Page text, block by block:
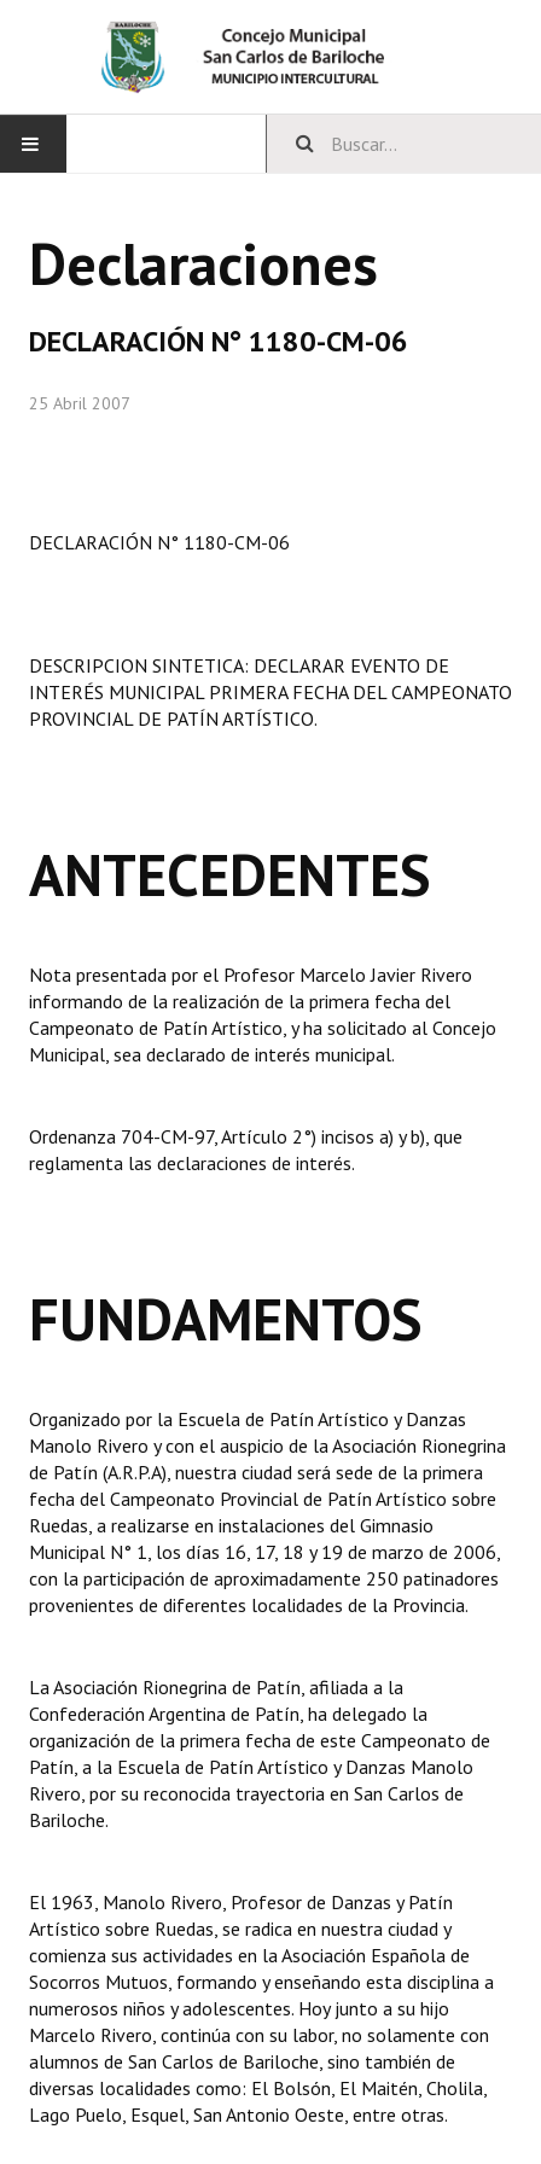
CONCEJO
Constitución Nacional
Constitución Provincial
Digesto
DOCUMENTOS
Informes de Gestión
Dictámenes Asesoría Letrada
Actas de Sesión
Actas de Audiencias Públicas
Comunicaciones
Declaraciones
Resoluciones
Resoluciones de Presidencia
Antiguos Pobladores
Noticias Destacadas
Registros y Distinciones
Premio al Mérito - Registro
Audiencias Públicas - Registro
Mujeres que Dejaron Huellas - Registro
Periodistas Decanos - Registro
Ciudadano Ilustre - Registro
Declaraciones
DECLARACIÓN N° 1180-CM-06
25 Abril 2007
DECLARACIÓN N° 1180-CM-06
DESCRIPCION SINTETICA: DECLARAR EVENTO DE
INTERÉS MUNICIPAL PRIMERA FECHA DEL CAMPEONATO
PROVINCIAL DE PATÍN ARTÍSTICO.
ANTECEDENTES
Nota presentada por el Profesor Marcelo Javier Rivero
informando de la realización de la primera fecha del
Campeonato de Patín Artístico, y ha solicitado al Concejo
Municipal, sea declarado de interés municipal.
Ordenanza 704-CM-97, Artículo 2°) incisos a) y b), que
reglamenta las declaraciones de interés.
FUNDAMENTOS
Organizado por la Escuela de Patín Artístico y Danzas
Manolo Rivero y con el auspicio de la Asociación Rionegrina
de Patín (A.R.P.A), nuestra ciudad será sede de la primera
fecha del Campeonato Provincial de Patín Artístico sobre
Ruedas, a realizarse en instalaciones del Gimnasio
Municipal N° 1, los días 16, 17, 18 y 19 de marzo de 2006,
con la participación de aproximadamente 250 patinadores
provenientes de diferentes localidades de la Provincia.
La Asociación Rionegrina de Patín, afiliada a la
Confederación Argentina de Patín, ha delegado la
organización de la primera fecha de este Campeonato de
Patín, a la Escuela de Patín Artístico y Danzas Manolo
Rivero, por su reconocida trayectoria en San Carlos de
Bariloche.
El 1963, Manolo Rivero, Profesor de Danzas y Patín
Artístico sobre Ruedas, se radica en nuestra ciudad y
comienza sus actividades en la Asociación Española de
Socorros Mutuos, formando y enseñando esta disciplina a
numerosos niños y adolescentes. Hoy junto a su hijo
Marcelo Rivero, continúa con su labor, no solamente con
alumnos de San Carlos de Bariloche, sino también de
diversas localidades como: El Bolsón, El Maitén, Cholila,
Lago Puelo, Esquel, San Antonio Oeste, entre otras.